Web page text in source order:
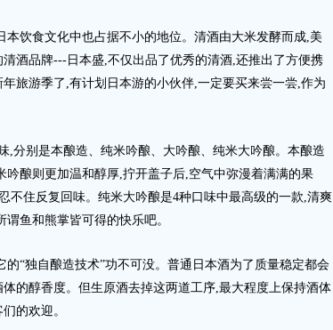
饮食文化中也占据不小的地位。清酒由大米发酵而成,美
酒品牌---日本盛,不仅出品了优秀的清酒,还推出了方便携
旅游季了,有计划日本游的小伙伴,一定要买来尝一尝,作为
别是本酿造、纯米吟酿、大吟酿、纯米大吟酿。本酿造
吟酿则更加温和醇厚,拧开盖子后,空气中弥漫着满满的果
不住反复回味。纯米大吟酿是4种口味中最高级的一款,清爽
鱼和熊掌皆可得的快乐吧。
“独自酿造技术”功不可没。普通日本酒为了质量稳定都会
体的醇香度。但生原酒去掉这两道工序,最大程度上保持酒体
的欢迎。